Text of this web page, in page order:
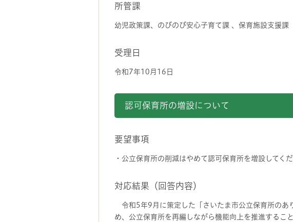
所管課
幼児政策課、のびのび安心子育て課 、保育施設支援課
受理日
令和7年10月16日
認可保育所の増設について
要望事項
・公立保育所の削減はやめて認可保育所を増設してくだ
対応結果（回答内容）
令和5年9月に策定した「さいたま市公立保育所のあ
め、公立保育所を再編しながら機能向上を推進するこ